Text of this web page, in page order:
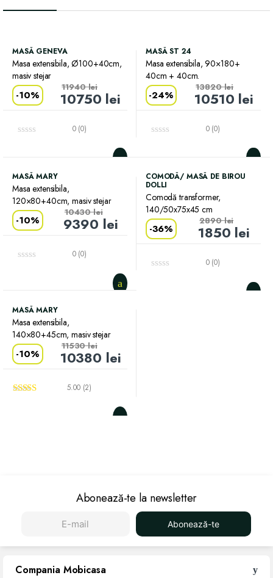
MASĂ GENEVA
Masa extensibila, Ø100+40cm,
masiv stejar
-10% 10750 lei
11940lei
0 (0)
MASĂ ST 24
Masa extensibila, 90×180+
40cm + 40cm.
-24% 10510 lei
13820lei
0 (0)
MASĂ MARY
Masa extensibila,
120×80+40cm, masiv stejar
-10% 9390 lei
10430lei
0 (0)
COMODĂ/ MASĂ DE BIROU
DOLLI
Comodă transformer,
140/50x75x45 cm
-36% 1850 lei
2890lei
0 (0)
MASĂ MARY
Masa extensibila,
140×80+45cm, masiv stejar
-10% 10380 lei
11530lei
5.00 (2)
Abonează-te la newsletter
Abonează-te
Compania Mobicasa